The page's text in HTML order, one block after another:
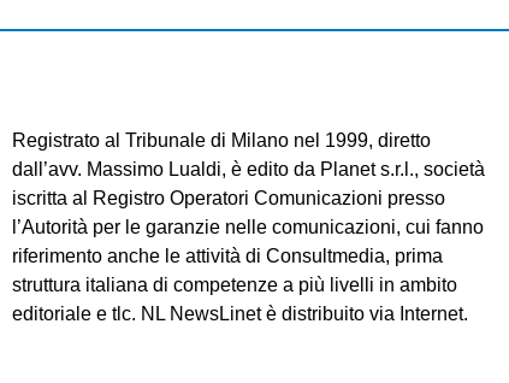
Registrato al Tribunale di Milano nel 1999, diretto
dall’avv. Massimo Lualdi, è edito da Planet s.r.l., società
iscritta al Registro Operatori Comunicazioni presso
l’Autorità per le garanzie nelle comunicazioni, cui fanno
riferimento anche le attività di Consultmedia, prima
struttura italiana di competenze a più livelli in ambito
editoriale e tlc. NL NewsLinet è distribuito via Internet.